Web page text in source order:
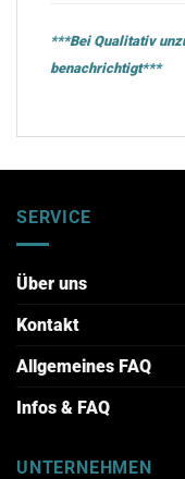
***Bei Qualitativ
benachrichtigt***
SERVICE
Über uns
Kontakt
Allgemeines FAQ
Infos & FAQ
UNTERNEHMEN